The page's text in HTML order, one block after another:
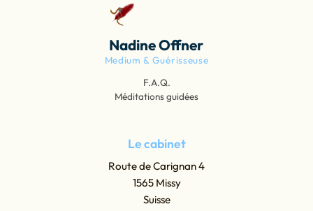
Nadine Offner
Medium & Guérisseuse
F.A.Q.
Méditations guidées
Le cabinet
Route de Carignan 4
1565 Missy
Suisse